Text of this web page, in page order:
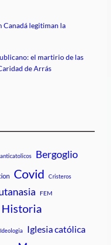
Canadá legitiman la
el martirio de las
de Arrás
anticatolicos Bergoglio
Covid Cristeros
FEM
Historia
Ideologia Iglesia católica